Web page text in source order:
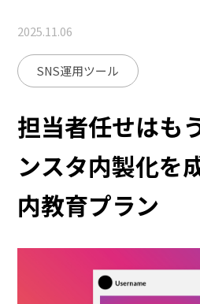
2025.11.06
SNS運用ツール
担当者任せはも
ンスタ内製化を
内教育プラン